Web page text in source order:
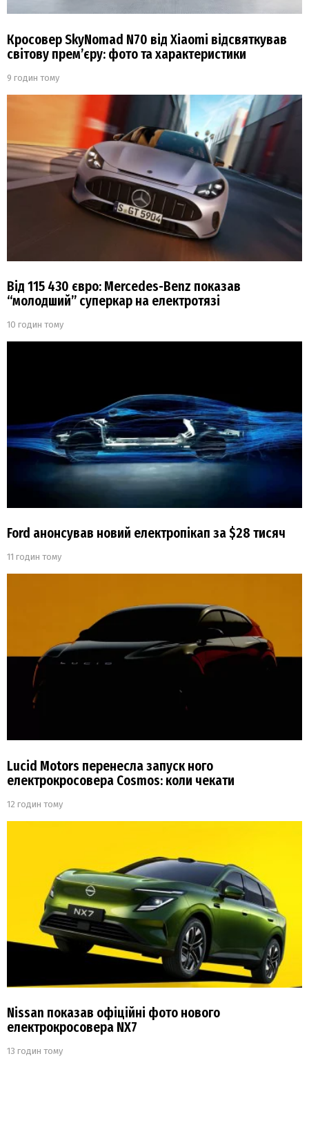
Кросовер SkyNomad N70 від Xiaomi відсвяткував
світову прем’єру: фото та характеристики
9 годин тому
Від 115 430 євро: Mercedes-Benz показав
“молодший” суперкар на електротязі
10 годин тому
Ford анонсував новий електропікап за $28 тисяч
11 годин тому
Lucid Motors перенесла запуск ного
електрокросовера Cosmos: коли чекати
12 годин тому
Nissan показав офіційні фото нового
електрокросовера NX7
13 годин тому